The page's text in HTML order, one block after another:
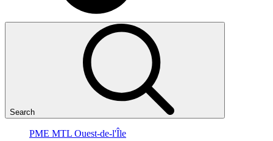
Search
PME MTL Ouest-de-l'Île